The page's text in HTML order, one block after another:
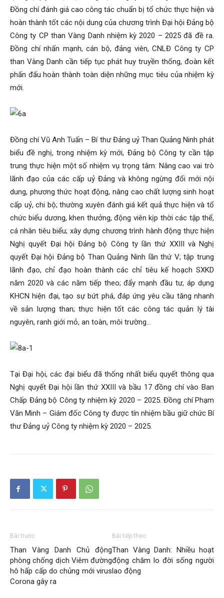
Đồng chí đánh giá cao công tác chuẩn bị tổ chức thực hiện và
hoàn thành tốt các nội dung của chương trình Đại hội Đảng bộ
Công ty CP than Vàng Danh nhiệm kỳ 2020 – 2025 đã đề ra.
Đồng chí nhấn mạnh, cán bộ, đảng viên, CNLĐ Công ty CP
than Vàng Danh cần tiếp tục phát huy truyền thống, đoàn kết
phấn đấu hoàn thành toàn diện những mục tiêu của nhiệm kỳ
mới.
Đồng chí Vũ Anh Tuấn – Bí thư Đảng uỷ Than Quảng Ninh phát
biểu đề nghị, trong nhiệm kỳ mới, Đảng bộ Công ty cần tập
trung thực hiện một số nhiệm vụ trọng tâm: Nâng cao vai trò
lãnh đạo của các cấp uỷ Đảng và không ngừng đổi mới nội
dung, phương thức hoạt động, nâng cao chất lượng sinh hoạt
cấp uỷ, chi bộ; thường xuyên đánh giá kết quả thực hiện và tổ
chức biểu dương, khen thưởng, động viên kịp thời các tập thể,
cá nhân tiêu biểu; xây dựng chương trình hành động thực hiện
Nghị quyết Đại hội Đảng bộ Công ty lần thứ XXIII và Nghị
quyết Đại hội Đảng bộ Than Quảng Ninh lần thứ V; tập trung
lãnh đạo, chỉ đạo hoàn thành các chỉ tiêu kế hoạch SXKD
năm 2020 và các năm tiếp theo; đẩy mạnh đầu tư, áp dụng
KHCN hiện đại, tạo sự bứt phá, đáp ứng yêu cầu tăng nhanh
về sản lượng than; thực hiện tốt các công tác quản lý tài
nguyên, ranh giới mỏ, an toàn, môi trường…
Tại Đại hội, các đại biểu đã thống nhất biểu quyết thông qua
Nghị quyết Đại hội lần thứ XXIII và bầu 17 đồng chí vào Ban
Chấp Đảng bộ Công ty nhiệm kỳ 2020 – 2025. Đồng chí Phạm
Văn Minh – Giám đốc Công ty được tín nhiệm bầu giữ chức Bí
thư Đảng uỷ Công ty nhiệm kỳ 2020 – 2025.
Bài trước
Than Vàng Danh Chủ động
phòng chống dịch Viêm đường
hô hấp cấp do chủng mới virus
Corona gây ra
Bài tiếp theo
Than Vàng Danh: Nhiều hoạt
động chăm lo đời sống người
lao động